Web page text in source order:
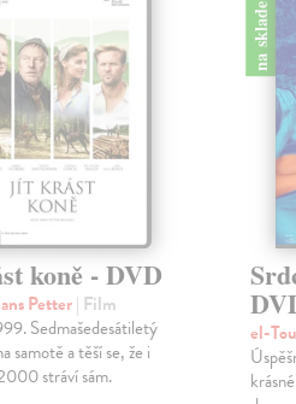
koně - DVD
Petter| Film
Sedmašedesátiletý
samotě a těší se, že i
stráví sám.
na sklade
el-